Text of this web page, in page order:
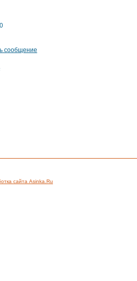
сообщение
сайта Asinka.Ru